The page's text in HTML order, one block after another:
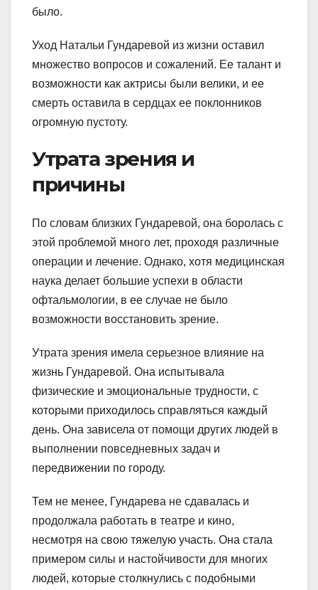
было.
Уход Натальи Гундаревой из жизни оставил
множество вопросов и сожалений. Ее талант и
возможности как актрисы были велики, и ее
смерть оставила в сердцах ее поклонников
огромную пустоту.
Утрата зрения и
причины
По словам близких Гундаревой, она боролась с
этой проблемой много лет, проходя различные
операции и лечение. Однако, хотя медицинская
наука делает большие успехи в области
офтальмологии, в ее случае не было
возможности восстановить зрение.
Утрата зрения имела серьезное влияние на
жизнь Гундаревой. Она испытывала
физические и эмоциональные трудности, с
которыми приходилось справляться каждый
день. Она зависела от помощи других людей в
выполнении повседневных задач и
передвижении по городу.
Тем не менее, Гундарева не сдавалась и
продолжала работать в театре и кино,
несмотря на свою тяжелую участь. Она стала
примером силы и настойчивости для многих
людей, которые столкнулись с подобными